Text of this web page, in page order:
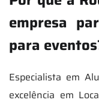
empresa
para
Especialista em
excelência em